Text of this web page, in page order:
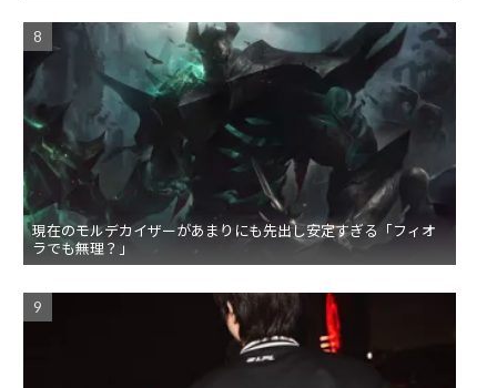
現在のモルデカイザーがあまりにも先出し安定すぎる「フィオ
ラでも無理？」